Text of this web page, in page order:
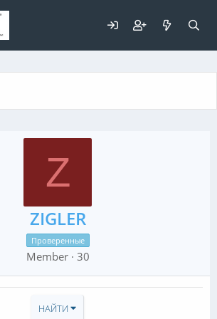
Z
ZIGLER
Проверенные
Member · 30
НАЙТИ
Для любых предложений по
сайту: elaizik@cp9.ru